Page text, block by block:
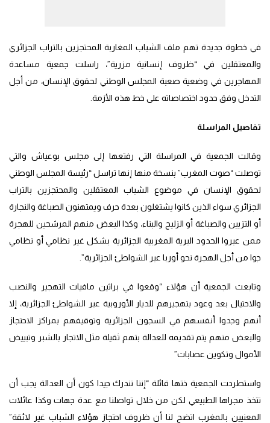
في خطوة جديدة تهم ملف الشباب المغاربة المحتجزين بالتراب الجزائري
والمعتقلين في “ظروف إنسانية مزرية”، راسلت جمعية مساعدة
المهاجرين في وضعية صعبة المجلس الوطني لحقوق الإنسان، من أجل
التدخل وفق حدود اختصاصاته على خط هذه الأزمة.
تفاصيل المراسلة
وقالت الجمعية في المراسلة التي رفتعها إلى مجلس بوعياش والتي
توصلت “صوت المغرب” بنسخة منها إنها تراسل “رئيسة المجلس الوطني
لحقوق الإنسان في موضوع الشباب المعتقلين والمحتجزين بالتراب
الجزائري سواء الذين كانوا يشتغلون بعدة حرف ويمتهنون الصباغة والنجارة
أو التزيين والصباغة أو الزليج والبناء، وكذا البعض منهم المرشحين للهجرة
ممن عبروا الحدود البرية المغربية الجزائرية بشكل غير نظامي أو نظامي
جوا من أجل الهجرة نحو أوربا عبر الشواطئ الجزائرية”.
وتابعت الجمعية أن هؤلاء “وقعوا في براثين مافيات التهجير والنصب
والاحتيال بعد وعود بتهجيرهم للديار الأوروبية عبر الشواطئ الجزائرية، إلا
أنهم وجدوا أنفسهم في السجون الجزائرية وتوقيفهم بمراكز الاحتجاز
والبعض منهم يتم تقديمه للعدالة بتهم ثقيلة مثل الاتجار بالشبر وتبييض
الأموال وتكوين عصابات”
واستطردت الجمعية ذتها قائلة “إننا نندرك جيدا كون أن العدالة يجب أن
تتخذ مجراها الطبيعي لكن من خلال تواصلنا مع عدة جهات وكذا عائلات
المعنيين بالمغرب اتضح لنا أن ظروف احتجاز هؤلاء الشباب غير لائقة”